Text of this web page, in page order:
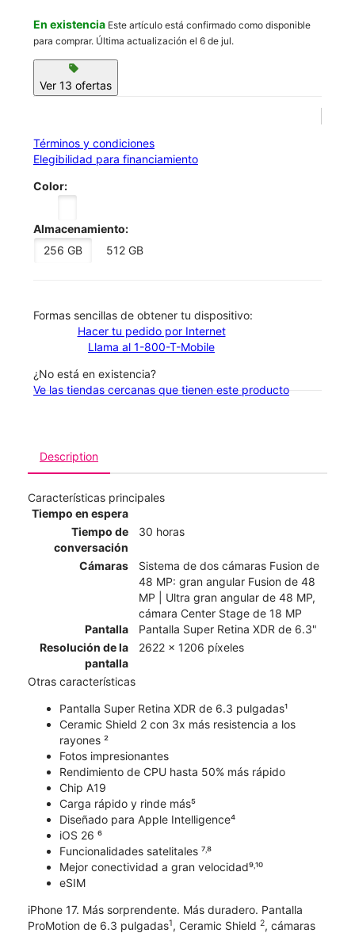
En existencia Este artículo está confirmado como disponible
para comprar. Última actualización el 6 de jul.
sell
Ver 13 ofertas
Términos y condiciones
Elegibilidad para financiamiento
Color:
Almacenamiento:
256 GB
512 GB
​​​​​​​Formas sencillas de obtener tu dispositivo:
Hacer tu pedido por Internet
Llama al 1-800-T-Mobile
¿No está en existencia?
Ve las tiendas cercanas que tienen este producto
Description
Características principales
Tiempo en espera
Tiempo de
conversación
30 horas
Cámaras
Sistema de dos cámaras Fusion de
48 MP: gran angular Fusion de 48
MP | Ultra gran angular de 48 MP,
cámara Center Stage de 18 MP
Pantalla
Pantalla Super Retina XDR de 6.3"
Resolución de la
pantalla
2622 x 1206 píxeles
Otras características
Pantalla Super Retina XDR de 6.3 pulgadas¹
Ceramic Shield 2 con 3x más resistencia a los
rayones ²
Fotos impresionantes
Rendimiento de CPU hasta 50% más rápido
Chip A19
Carga rápido y rinde más⁵
Diseñado para Apple Intelligence⁴
iOS 26 ⁶
Funcionalidades satelitales ⁷˒⁸
Mejor conectividad a gran velocidad⁹˒¹⁰
eSIM
iPhone 17. Más sorprendente. Más duradero. Pantalla
ProMotion de 6.3 pulgadas1, Ceramic Shield 2, cámaras